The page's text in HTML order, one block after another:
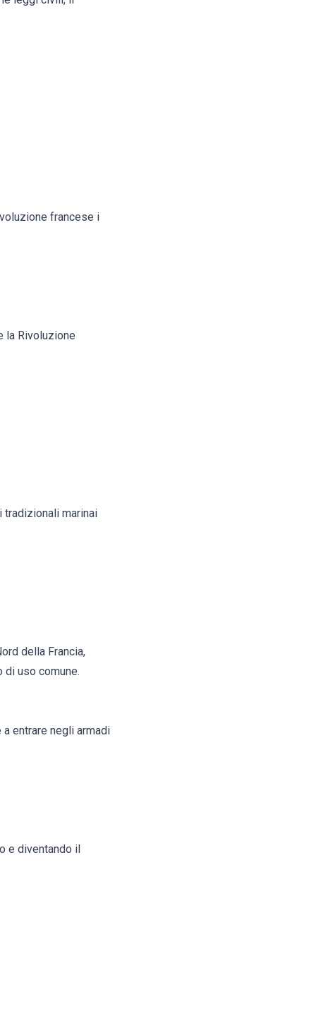
francese i
la Rivoluzione
tradizionali marinai
della Francia,
di uso comune.
entrare negli armadi
e diventando il